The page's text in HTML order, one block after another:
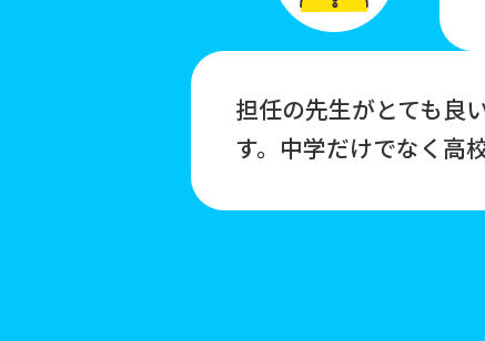
担任の先生がとても良
す。中学だけでなく高